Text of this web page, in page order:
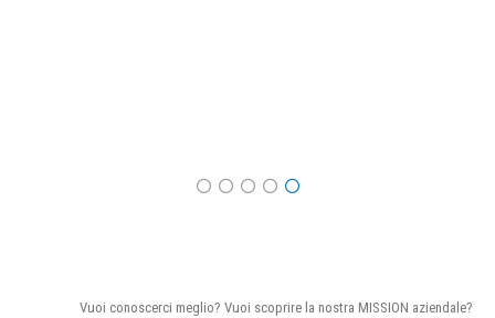
Vuoi conoscerci meglio? Vuoi scoprire la nostra MISSION aziendale?